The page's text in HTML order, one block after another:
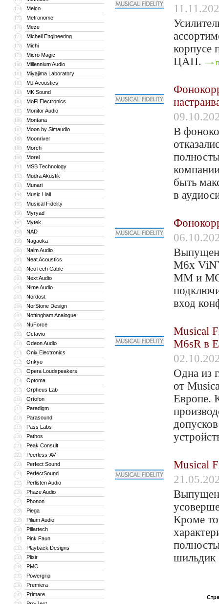
174 Melco
175 Metronome
176 Meze
177 Michell Engineering
178 Michi
179 Micro Magic
180 Millennium Audio
181 Miyajima Laboratory
182 MJ Acoustics
183 MK Sound
184 MoFi Electronics
185 Monitor Audio
186 Montana
187 Moon by Simaudio
188 Moonriver
189 Morch
190 Morel
191 MSB Technology
192 Mudra Akustik
193 Munari
194 Music Hall
195 Musical Fidelity
196 Myryad
197 Mytek
198 NAD
199 Nagaoka
200 Naim Audio
201 Neat Acoustics
202 NeoTech Cable
203 Next Audio
204 Nime Audio
205 Nordost
206 NorStone Design
207 Nottingham Analogue
208 NuForce
209 Octavio
210 Odeon Audio
211 Onix Electronics
212 Onkyo
213 Opera Loudspeakers
214 Optoma
215 Orpheus Lab
216 Ortofon
217 Paradigm
218 Parasound
219 Pass Labs
220 Pathos
221 Peak Consult
222 Peerless-AV
223 Perfect Sound
224 PerfectSound
225 Perlisten Audio
226 Phaze Audio
227 Phonon
228 Piega
229 Pilium Audio
230 Pillartech
231 Pink Faun
232 Playback Designs
233 Plixir
234 PMC
235 Powergrip
236 Premiera
237 Primare
корпусе
ЦАП.
В
быть
в
M6x
MM и
вход
Musical
M6sR в
Одна из
от
Европе.
Musical
Выпущен
Кроме
шильдик